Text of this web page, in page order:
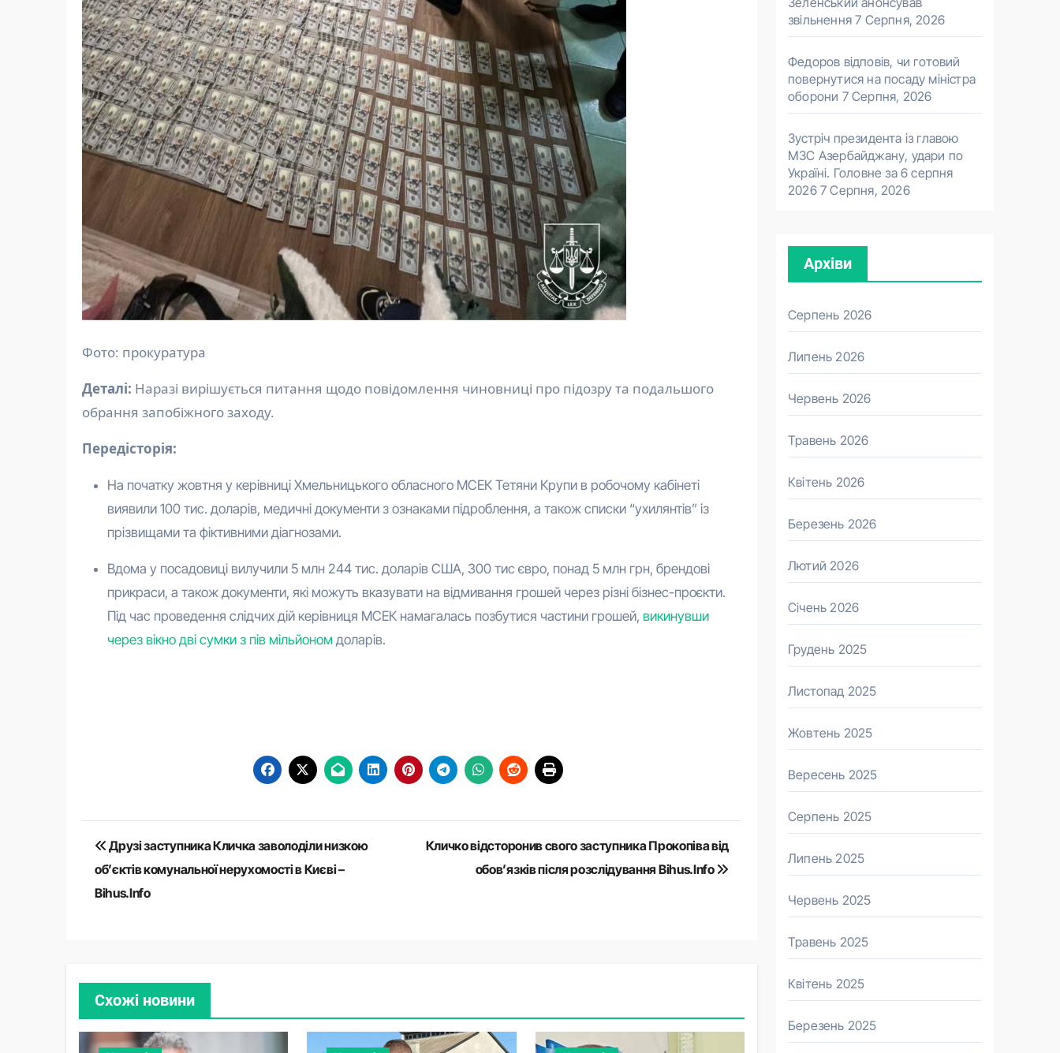
Фото: прокуратура
Деталі: Наразі вирішується питання щодо повідомлення чиновниці про підозру та подальшого
обрання запобіжного заходу.
Передісторія:
На початку жовтня у керівниці Хмельницького обласного МСЕК Тетяни Крупи в робочому кабінеті
виявили 100 тис. доларів, медичні документи з ознаками підроблення, а також списки “ухилянтів” із
прізвищами та фіктивними діагнозами.
Вдома у посадовиці вилучили 5 млн 244 тис. доларів США, 300 тис євро, понад 5 млн грн, брендові
прикраси, а також документи, які можуть вказувати на відмивання грошей через різні бізнес-проєкти.
Під час проведення слідчих дій керівниця МСЕК намагалась позбутися частини грошей, викинувши
через вікно дві сумки з пів мільйоном доларів.
Навігація
записів
Друзі заступника Кличка заволоділи низкою
об’єктів комунальної нерухомості в Києві –
Bihus.Info
Кличко відсторонив свого заступника Прокопіва від
обов’язків після розслідування Bihus.Info
Схожі новини
звільнення 7 Серпня, 2026
Федоров відповів, чи готовий
повернутися на посаду міністра
оборони 7 Серпня, 2026
Зустріч президента із главою
МЗС Азербайджану, удари по
Україні. Головне за 6 серпня
2026 7 Серпня, 2026
Архіви
Серпень 2026
Липень 2026
Червень 2026
Травень 2026
Квітень 2026
Березень 2026
Лютий 2026
Січень 2026
Грудень 2025
Листопад 2025
Жовтень 2025
Вересень 2025
Серпень 2025
Липень 2025
Червень 2025
Травень 2025
Квітень 2025
Березень 2025